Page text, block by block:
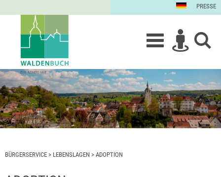
PRESSE
BÜRGERSERVICE > LEBENSLAGEN > ADOPTION